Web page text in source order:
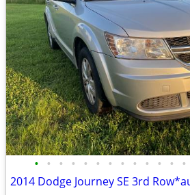
• • • • • • • • • • • • •